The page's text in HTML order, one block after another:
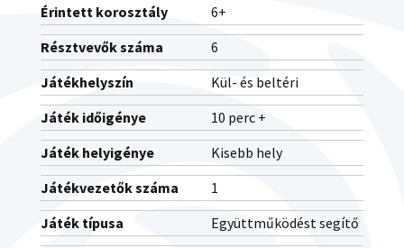
Érintett korosztály
6+
Résztvevők száma
6
Játékhelyszín
Kül- és beltéri
Játék időigénye
10 perc +
Játék helyigénye
Kisebb hely
Játékvezetők száma
1
Játék típusa
Együttműködést segítő